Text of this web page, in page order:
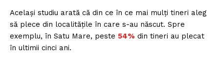
Același studiu arată că din ce în ce mai mulți tineri aleg
să plece din localitățile în care s-au născut. Spre
exemplu, în Satu Mare, peste 54% din tineri au plecat
în ultimii cinci ani.